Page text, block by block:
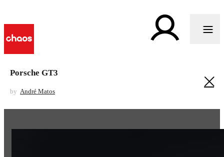
Porsche GT3
by André Matos